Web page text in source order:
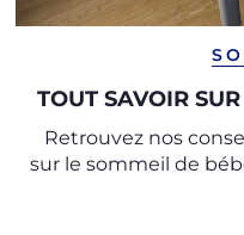
TOUT SAVOIR
Retrouvez nos
sur le sommeil de